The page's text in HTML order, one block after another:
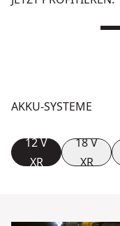
AKKU-SYSTEME
12 V
XR
18 V
XR